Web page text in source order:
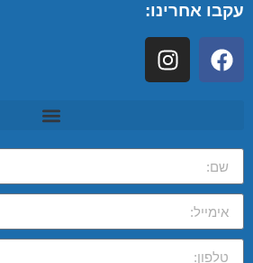
עקבו אחרינו: